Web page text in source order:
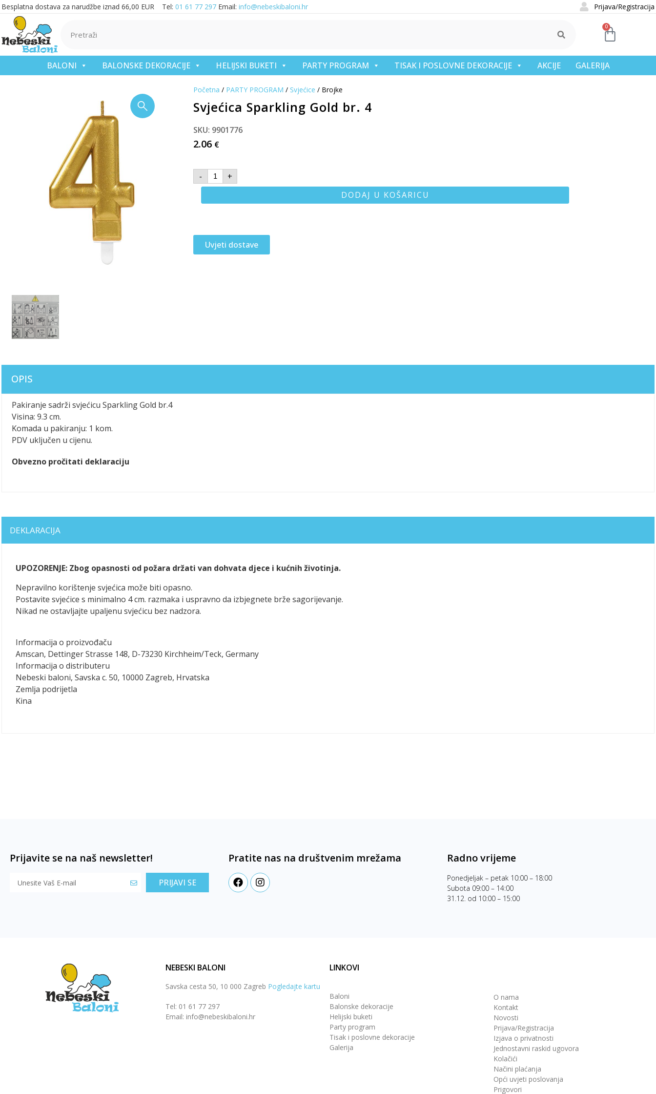
Besplatna dostava za narudžbe iznad 66,00 EUR Tel: 01 61 77 297 Email: info@nebeskibaloni.hr Prijava/Registracija
0
BALONI BALONSKE DEKORACIJE HELIJSKI BUKETI PARTY PROGRAM TISAK I POSLOVNE DEKORACIJE AKCIJE GALERIJA
Početna / PARTY PROGRAM / Svjećice / Brojke
Svjećica Sparkling Gold br. 4
SKU: 9901776
2.06 €
-
+
DODAJ U KOŠARICU
Uvjeti dostave
OPIS
Pakiranje sadrži svjećicu Sparkling Gold br.4
Visina: 9.3 cm.
Komada u pakiranju: 1 kom.
PDV uključen u cijenu.
Obvezno pročitati deklaraciju
DEKLARACIJA
UPOZORENJE: Zbog opasnosti od požara držati van dohvata djece i kućnih životinja.
Nepravilno korištenje svjećica može biti opasno.
Postavite svjećice s minimalno 4 cm. razmaka i uspravno da izbjegnete brže sagorijevanje.
Nikad ne ostavljajte upaljenu svjećicu bez nadzora.
Informacija o proizvođaču
Amscan, Dettinger Strasse 148, D-73230 Kirchheim/Teck, Germany
Informacija o distributeru
Nebeski baloni, Savska c. 50, 10000 Zagreb, Hrvatska
Zemlja podrijetla
Kina
Prijavite se na naš newsletter!
PRIJAVI SE
Pratite nas na društvenim mrežama Radno vrijeme
Ponedjeljak – petak 10:00 – 18:00
Subota 09:00 – 14:00
31.12. od 10:00 – 15:00
NEBESKI BALONI
Savska cesta 50, 10 000 Zagreb Pogledajte kartu
Tel: 01 61 77 297
Email: info@nebeskibaloni.hr
LINKOVI
Baloni
Balonske dekoracije
Helijski buketi
Party program
Tisak i poslovne dekoracije
Galerija
O nama
Kontakt
Novosti
Prijava/Registracija
Izjava o privatnosti
Jednostavni raskid ugovora
Kolačići
Načini plaćanja
Opći uvjeti poslovanja
Prigovori